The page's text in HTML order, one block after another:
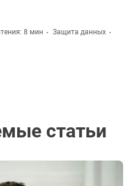
8 мин
Защита данных
статьи